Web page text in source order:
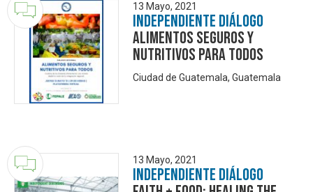
13 Mayo, 2021
Independiente Diálogo
Alimentos Seguros y
Nutritivos para Todos
Ciudad de Guatemala, Guatemala
13 Mayo, 2021
Independiente Diálogo